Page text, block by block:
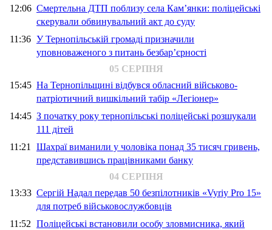
12:06 Смертельна ДТП поблизу села Кам’янки: поліцейські
скерували обвинувальний акт до суду
11:36 У Тернопільській громаді призначили
уповноваженого з питань безбар’єрності
05 СЕРПНЯ
15:45 На Тернопільщині відбувся обласний військово-
патріотичний вишкільний табір «Легіонер»
14:45 З початку року тернопільські поліцейські розшукали
111 дітей
11:21 Шахраї виманили у чоловіка понад 35 тисяч гривень,
представившись працівниками банку
04 СЕРПНЯ
13:33 Сергій Надал передав 50 безпілотників «Vyriy Pro 15»
для потреб військовослужбовців
11:52 Поліцейські встановили особу зловмисника, який